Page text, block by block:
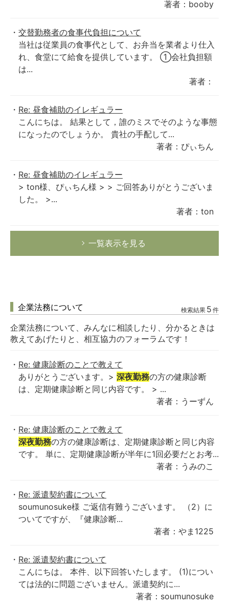
著者：booby
交替勤務者の食事代負担について
当社は従業員の食事代として、お弁当を業者より仕入
れ、食堂にて給食を提供しています。 ①会社負担額
は...
著者：
Re: 昼食補助のイレギュラー
こんにちは。 結果として，誰のミスでそのような事態
になったのでしょうか。 貴社の手配して...
著者：ぴぃちん
Re: 昼食補助のイレギュラー
> ton様、ぴぃちん様 > > ご回答ありがとうございま
した。 >...
著者：ton
一覧表示を見る
企業法務について 検索結果 5 件
企業法務について、みんなに相談したり、分かるときは
教えてあげたりと、相互協力のフォーラムです！
Re: 健康診断のことで教えて
ありがとうございます。> 深夜勤務の方の健康診断
は、定期健康診断と同じ内容です。 > ...
著者：うーずん
Re: 健康診断のことで教えて
深夜勤務の方の健康診断は、定期健康診断と同じ内容
です。 単に、定期健康診断が半年に1回必要だとお考...
著者：うみのこ
Re: 派遣契約書について
soumunosuke様 ご返信有難うございます。 （2）に
ついてですが、『健康診断...
著者：やま1225
Re: 派遣契約書について
こんにちは。 本件、以下回答いたします。 (1)につい
ては法的に問題ございません。派遣契約に...
著者：soumunosuke